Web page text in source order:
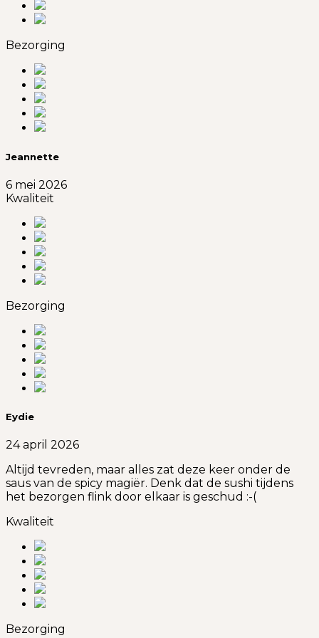
Bezorging
Jeannette
6 mei 2026
Kwaliteit
Bezorging
Eydie
24 april 2026
Altijd tevreden, maar alles zat deze keer onder de
saus van de spicy magiër. Denk dat de sushi tijdens
het bezorgen flink door elkaar is geschud :-(
Kwaliteit
Bezorging